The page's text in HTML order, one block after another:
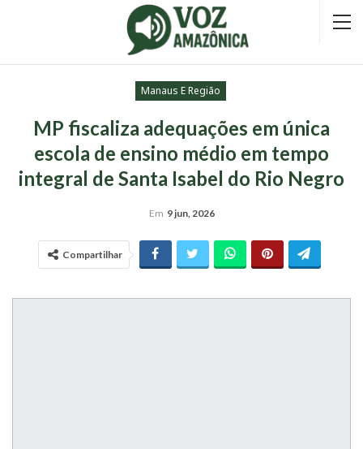
Manaus E Região
MP fiscaliza adequações em única
escola de ensino médio em tempo
integral de Santa Isabel do Rio Negro
Em 9 jun, 2026
Compartilhar